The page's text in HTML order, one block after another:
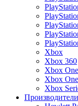
Xbox
Xbox 360
Xbox
Xbox
Xbox
Производители